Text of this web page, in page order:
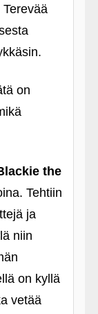
on
the
Tehtiin
ja
niin
on kyllä
vetää